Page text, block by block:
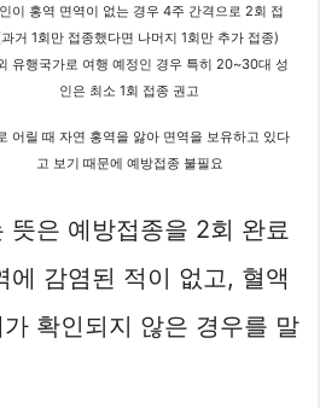
이 홍역 면역이 없는 경우 4주 간격으로 2회 접
거 1회만 접종했다면 나머지 1회만 추가 접종)​
유행국가로 여행 예정인 경우 특히 20~30대 성
인은 최소 1회 접종 권고
어릴 때 자연 홍역을 앓아 면역을 보유하고 있다
고 보기 때문에 예방접종 불필요
뜻은 예방접종을 2회 완료
에 감염된 적이 없고, 혈액
확인되지 않은 경우를 말